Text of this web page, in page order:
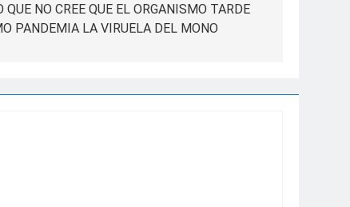
NO CREE QUE EL ORGANISMO TARDE
PANDEMIA LA VIRUELA DEL MONO